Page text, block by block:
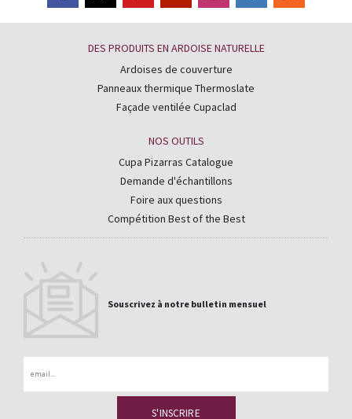
DES PRODUITS EN ARDOISE NATURELLE
Ardoises de couverture
Panneaux thermique Thermoslate
Façade ventilée Cupaclad
NOS OUTILS
Cupa Pizarras Catalogue
Demande d'échantillons
Foire aux questions
Compétition Best of the Best
Souscrivez à notre bulletin mensuel